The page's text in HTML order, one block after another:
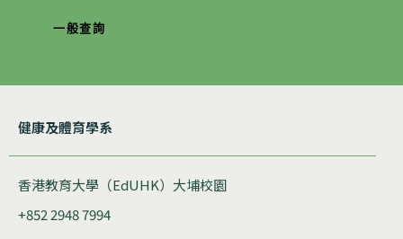
一般查詢
健康及體育學系
香港教育大學（EdUHK）大埔校園
+852 2948 7994